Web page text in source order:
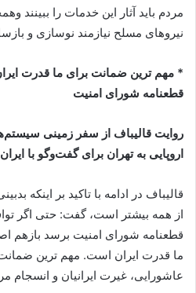
مردم باید آثار این خدمات را ببینند
نیروهای مسلح نیازمند نوسازی و
* مهم ترین ضمانت برای ما قدرت
قطعنامه شورای امنیت
روایت قالیباف از سفر زمینی
اروپایی به تهران برای گفت‌و‌گو با ایران
قالیباف در ادامه با تاکید بر اینکه
از همه بیشتر است، گفت: حتی اگر
قطعنامه شورای امنیت برسد بازهم
ما قدرت ایران است. مهم ترین ضمانت
عاشورایی، غیرت ایرانیان و انسجام